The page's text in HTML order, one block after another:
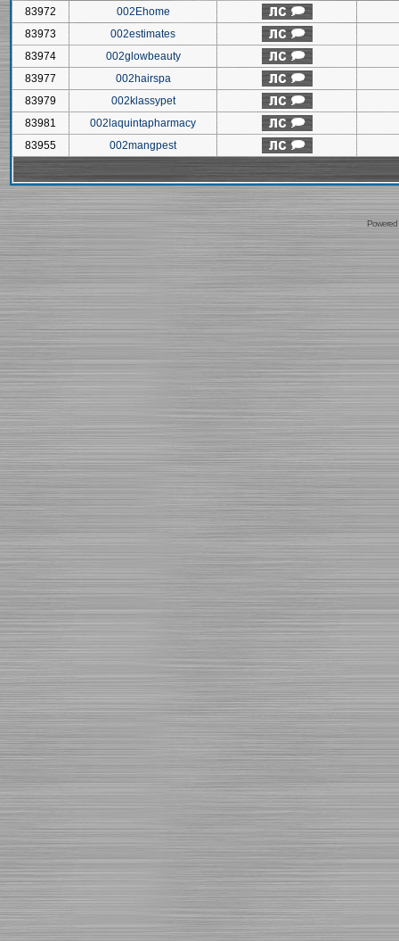
83972
002Ehome
83973
002estimates
83974
002glowbeauty
83977
002hairspa
83979
002klassypet
83981
002laquintapharmacy
83955
002mangpest